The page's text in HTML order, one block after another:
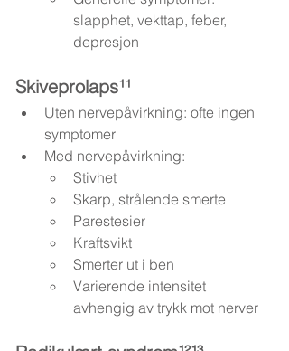
slapphet, vekttap, feber,
depresjon
Skiveprolaps¹¹
Uten nervepåvirkning: ofte ingen
symptomer
Med nervepåvirkning:
Stivhet
Skarp, strålende smerte
Parestesier
Kraftsvikt
Smerter ut i ben
Varierende intensitet
avhengig av trykk mot nerver